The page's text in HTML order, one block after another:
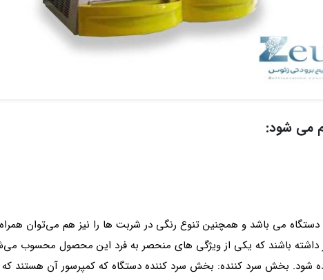
می شود:
می‌ باشد و همچنین تنوع رنگی در شربت‌ ها را نیز هم می‌توان
داشته باشند که یکی از ویژگی‌ های منحصر به‌ فرد این محصول
شود. بخش سرد کننده: بخش سرد کننده دستگاه که کمپرسور آن هستند که